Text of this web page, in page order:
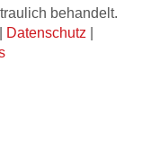
behandelt.
Datenschutz